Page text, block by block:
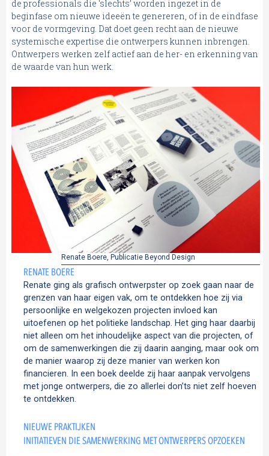
de professionals die ‘slechts’ worden ingezet in de
beginfase om nieuwe ideeën te genereren, of in de eindfase
voor de vormgeving. Dat doet geen recht aan de nieuwe
systemische expertise die ontwerpers kunnen inbrengen.
Ontwerpers werken zelf actief aan de her- en erkenning van
de waarde van hun werk.
Renate Boere, Publicatie Beyond Design
RENATE BOERE
Renate ging als grafisch ontwerpster op zoek gaan naar de
grenzen van haar eigen vak, om te ontdekken hoe zij via
persoonlijke en welgekozen projecten invloed kan
uitoefenen op het politieke landschap. Het ging haar daarbij
niet alleen om het inhoudelijke aspect van die projecten, of
om de samenwerkingen die zij daarin aanging, maar ook om
de manier waarop zij deze manier van werken kon
financieren. In een boek deelde zij haar aanpak vervolgens
met jonge ontwerpers, die zo allerlei don’ts niet zelf hoeven
te ontdekken.
NIEUWE PRAKTIJKEN
INITIATIEVEN DIE SAMENWERKING MET ONTWERPERS OPZOEKEN